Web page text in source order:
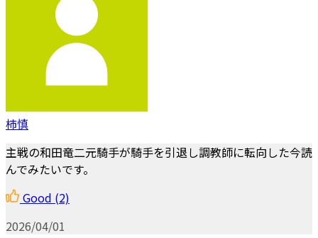
柿慎
主戦の和田竜二元騎手が騎手を引退し調教師に転向した今読
んでみたいです。
Good (2)
2026/04/01